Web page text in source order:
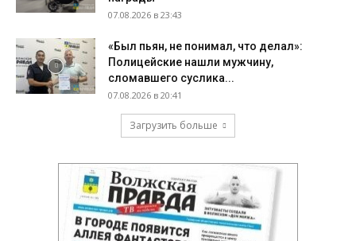
07.08.2026 в 23:43
«Был пьян, не понимал, что делал»:
Полицейские нашли мужчину,
сломавшего суслика...
07.08.2026 в 20:41
Загрузить больше